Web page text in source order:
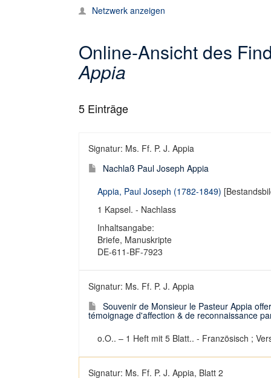
Netzwerk anzeigen
Online-Ansicht des
Appia
5 Einträge
Signatur: Ms. Ff. P. J. Appia
Nachlaß Paul Joseph Appia
Appia, Paul Joseph (1782-1849)
1 Kapsel. - Nachlass
Inhaltsangabe:
Briefe, Manuskripte
DE-611-BF-7923
Signatur: Ms. Ff. P. J. Appia
Souvenir de Monsieur le Pasteur Appia
témoignage d'affection & de reconnaissance
o.O.. – 1 Heft mit 5 Blatt.. - Französisch ;
Signatur: Ms. Ff. P. J. Appia, Blatt 2